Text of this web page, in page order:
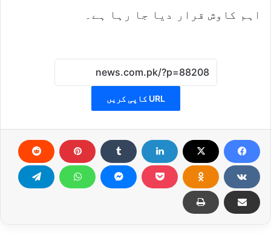
اہم کاوش قرار دیا جا رہا ہے۔
URL کاپی کریں